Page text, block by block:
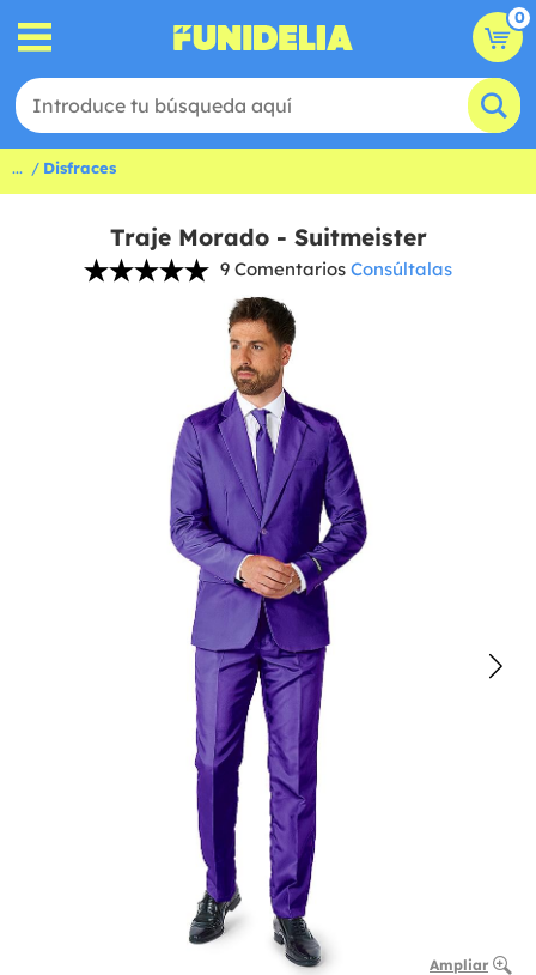
0
... Disfraces
Traje Morado - Suitmeister
9 Comentarios Consúltalas
Ampliar